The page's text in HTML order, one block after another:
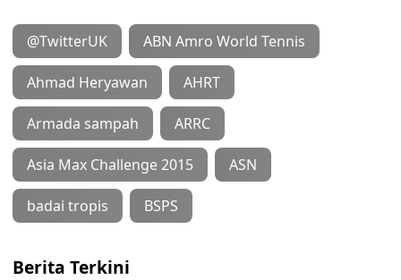
@TwitterUK ABN Amro World Tennis
Ahmad Heryawan AHRT
Armada sampah ARRC
Asia Max Challenge 2015 ASN
badai tropis BSPS
Berita Terkini